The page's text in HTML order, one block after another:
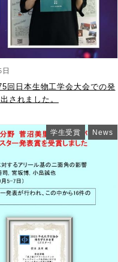
回日本生物工学会大会での発
されました。
学生受賞 News